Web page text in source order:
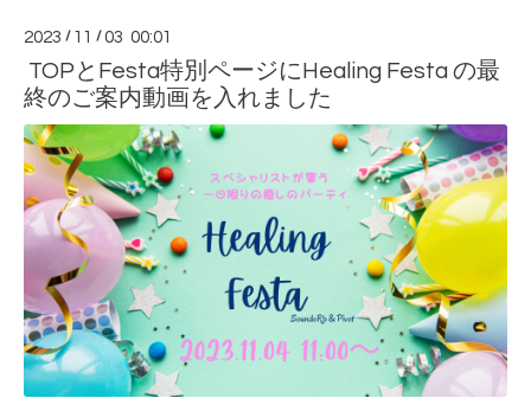
2023 / 11 /03 00:01
TOPとFesta特別ページにHealing Festa の最
終のご案内動画を入れました